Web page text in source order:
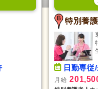
特別養
日勤専
月給